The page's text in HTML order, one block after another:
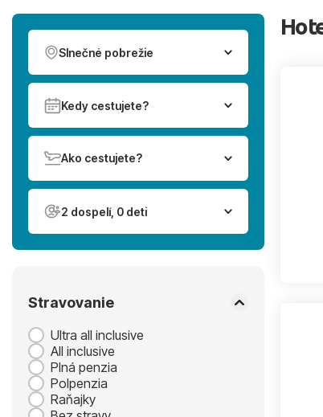
Slnečné pobrežie
Kedy cestujete?
Ako cestujete?
2 dospelí, 0 deti
Stravovanie
Ultra all inclusive
All inclusive
Plná penzia
Polpenzia
Raňajky